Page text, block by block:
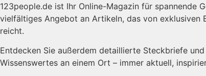
123people.de ist Ihr Online-Magazin für spannende
vielfältiges Angebot an Artikeln, das von exklusiven
reicht.
Entdecken Sie außerdem detaillierte Steckbriefe
Wissenswertes an einem Ort – immer aktuell,